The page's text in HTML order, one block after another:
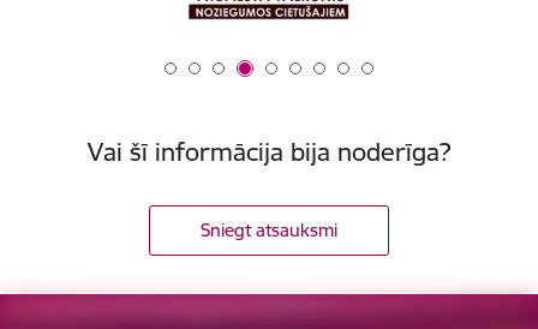
Vai šī informācija bija noderīga?
Sniegt atsauksmi